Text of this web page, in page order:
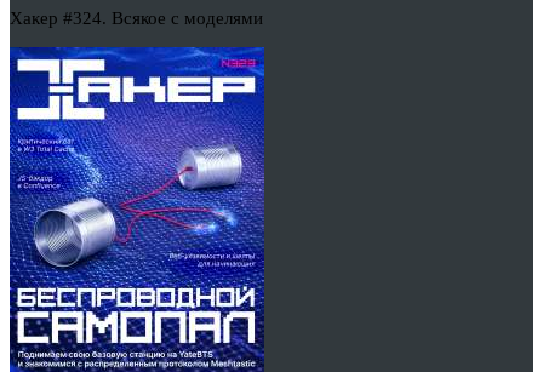
Хакер #324. Всякое с моделями